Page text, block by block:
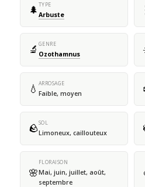
🌲 TYPE
Arbuste
🔬 GENRE
Ozothamnus
💧 ARROSAGE
Faible, moyen
🪨SOL
Limoneux, caillouteux
🌸
FLORAISON
Mai, juin, juillet, août,
septembre